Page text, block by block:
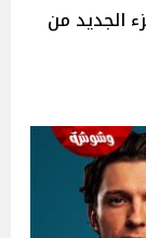
الجديد من